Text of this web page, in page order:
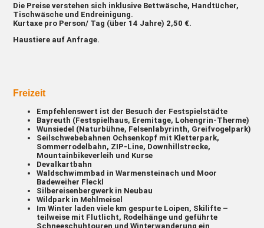
Die Preise verstehen sich inklusive Bettwäsche, Handtücher,
Tischwäsche und Endreinigung.
Kurtaxe pro Person/ Tag (über 14 Jahre) 2,50 €.
Haustiere auf Anfrage.
Freizeit
Empfehlenswert ist der Besuch der Festspielstädte
Bayreuth (Festspielhaus, Eremitage, Lohengrin-Therme)
Wunsiedel (Naturbühne, Felsenlabyrinth, Greifvogelpark)
Seilschwebebahnen Ochsenkopf mit Kletterpark,
Sommerrodelbahn, ZIP-Line, Downhillstrecke,
Mountainbikeverleih und Kurse
Devalkartbahn
Waldschwimmbad in Warmensteinach und Moor
Badeweiher Fleckl
Silbereisenbergwerk in Neubau
Wildpark in Mehlmeisel
Im Winter laden viele km gespurte Loipen, Skilifte –
teilweise mit Flutlicht, Rodelhänge und geführte
Schneeschuhtouren und Winterwanderung ein